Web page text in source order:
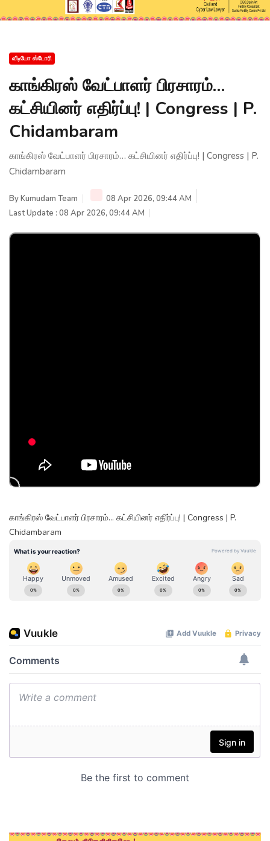
வீடியோ ஸ்டோரி
காங்கிரஸ் வேட்பாளர் பிரசாரம்…
கட்சியினர் எதிர்ப்பு! | Congress | P.
Chidambaram
காங்கிரஸ் வேட்பாளர் பிரசாரம்… கட்சியினர் எதிர்ப்பு! | Congress | P.
Chidambaram
ByKumudam Team
08 Apr 2026, 09:44 AM
Last Update : 08 Apr 2026, 09:44 AM
காங்கிரஸ் வேட்பாளர் பிரசாரம்… கட்சியினர் எதிர்ப்பு! | Congress | P.
Chidambaram